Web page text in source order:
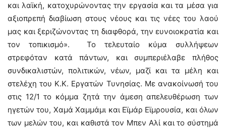
και λαϊκή, κατοχυρώνοντας την εργασία και τα μέσα για
αξιοπρεπή διαβίωση στους νέους και τις νέες του λαού
μας και ξεριζώνοντας τη διαφθορά, την ευνοιοκρατία και
τον τοπικισμό». Το τελευταίο κύμα συλλήψεων
στρεφόταν κατά πάντων, και συμπεριέλαβε πλήθος
συνδικαλιστών, πολιτικών, νέων, μαζί και τα μέλη και
στελέχη του Κ.Κ. Εργατών Τυνησίας. Με ανακοίνωσή του
στις 12/1 το κόμμα ζητά την άμεση απελευθέρωση των
ηγετών του, Χαμά Χαμμάμι και Εϊμάρ Εϊμρουσία, και όλων
των μελών του, και καθιστά τον Μπεν Αλί και το σύστημά